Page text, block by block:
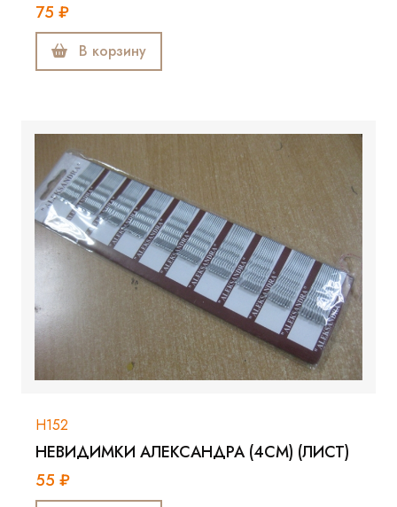
75 ₽
В корзину
Н152
НЕВИДИМКИ АЛЕКСАНДРА (4СМ) (ЛИСТ)
55 ₽